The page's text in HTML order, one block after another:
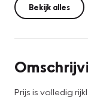
Bekijk alles
Prijs is volledig